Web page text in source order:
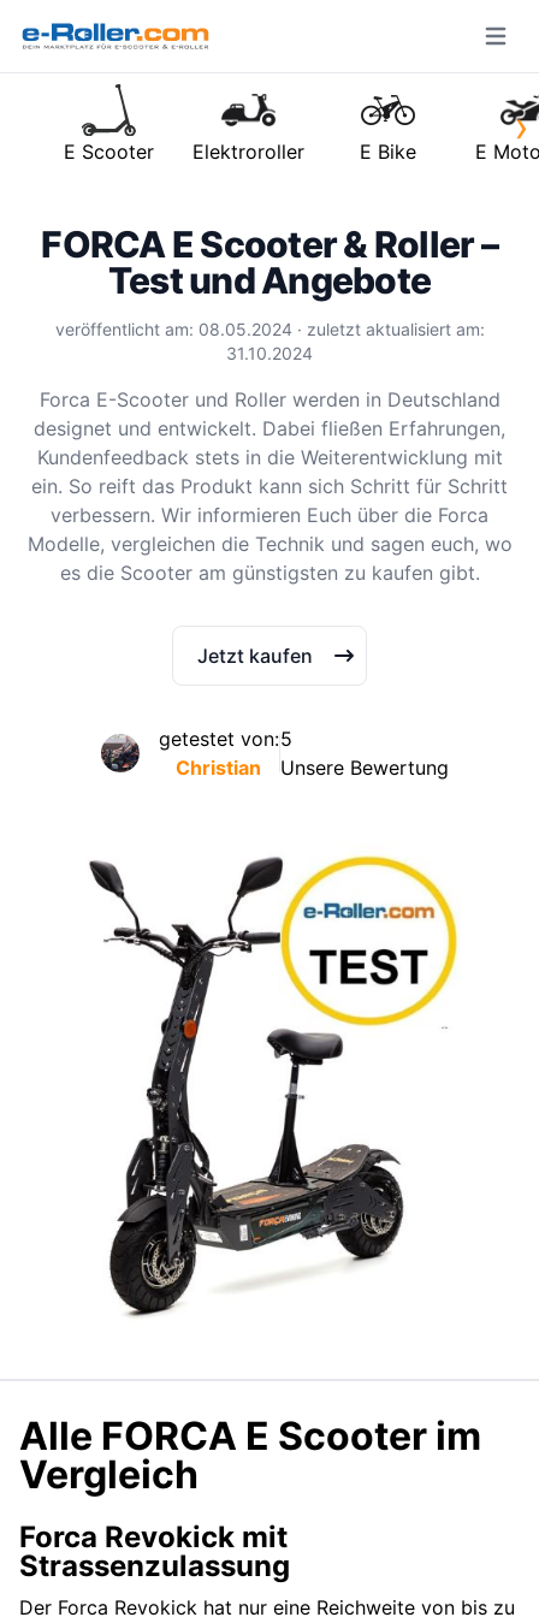
Open
›
E Scooter Elektroroller E Bike E
FORCA E Scooter & Roller –
Test und Angebote
veröffentlicht am: 08.05.2024 · zuletzt aktualisiert am:
31.10.2024
Forca E-Scooter und Roller werden in Deutschland
designet und entwickelt. Dabei fließen Erfahrungen,
Kundenfeedback stets in die Weiterentwicklung mit
ein. So reift das Produkt kann sich Schritt für Schritt
verbessern. Wir informieren Euch über die Forca
Modelle, vergleichen die Technik und sagen euch, wo
es die Scooter am günstigsten zu kaufen gibt.
Jetzt kaufen
getestet von:
Christian
5
Unsere Bewertung
Alle FORCA E Scooter im
Vergleich
Forca Revokick mit
Strassenzulassung
Der Forca Revokick hat nur eine Reichweite von bis zu